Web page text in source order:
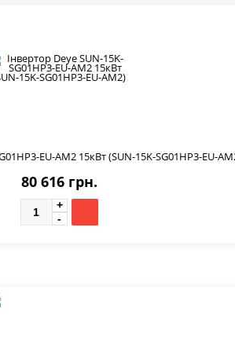
EU-AM2 15кВт (SUN-15K-SG01HP3-EU-
80 616 грн.